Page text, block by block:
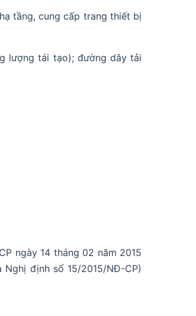
tầng, cung cấp trang thiết bị
lượng tái tạo); đường dây tải
ngày 14 tháng 02 năm 2015
định số 15/2015/NĐ-CP)